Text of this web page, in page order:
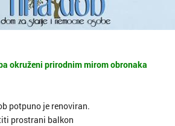
okruženi prirodnim mirom obronaka
potpuno je renoviran.
prostrani balkon